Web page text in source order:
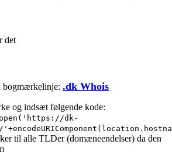
.dk Whois
og indsæt følgende kode:
dk-
til alle TLDer (domæneendelser) da den